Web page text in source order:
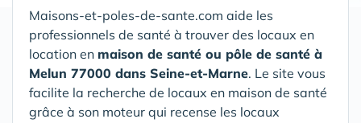
Maisons-et-poles-de-sante.com aide les
professionnels de santé à trouver des locaux en
location en maison de santé ou pôle de santé à
Melun 77000 dans Seine-et-Marne. Le site vous
facilite la recherche de locaux en maison de santé
grâce à son moteur qui recense les locaux